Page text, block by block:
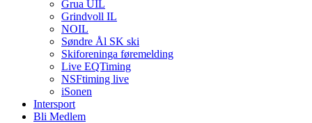
Grua UIL
Grindvoll IL
NOIL
Søndre Ål SK ski
Skiforeninga føremelding
Live EQTiming
NSFtiming live
iSonen
Intersport
Bli Medlem